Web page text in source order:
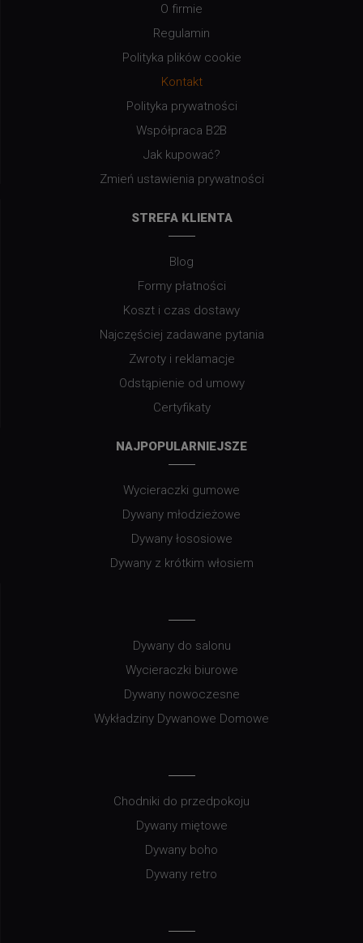
O firmie
Regulamin
Polityka plików cookie
Kontakt
Polityka prywatności
Współpraca B2B
Jak kupować?
Zmień ustawienia prywatności
STREFA KLIENTA
Blog
Formy płatności
Koszt i czas dostawy
Najczęściej zadawane pytania
Zwroty i reklamacje
Odstąpienie od umowy
Certyfikaty
NAJPOPULARNIEJSZE
Wycieraczki gumowe
Dywany młodzieżowe
Dywany łososiowe
Dywany z krótkim włosiem
Dywany do salonu
Wycieraczki biurowe
Dywany nowoczesne
Wykładziny Dywanowe Domowe
Chodniki do przedpokoju
Dywany miętowe
Dywany boho
Dywany retro